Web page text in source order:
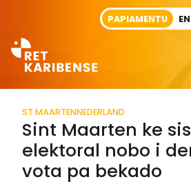
PAPIAMENTU
ST MAARTENNEDERLAND
Sint Maarten ke
elektoral nobo i
vota pa bekado